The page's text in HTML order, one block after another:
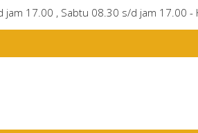
jam 17.00 , Sabtu 08.30 s/d jam 17.00 -